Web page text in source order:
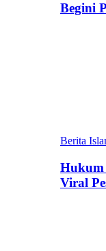
Begini
Berita
Hukum
Viral